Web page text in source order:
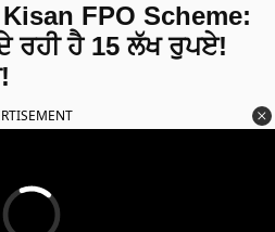
FPO Scheme:
ਰਹੀ ਹੈ 15 ਲੱਖ ਰੁਪਏ!